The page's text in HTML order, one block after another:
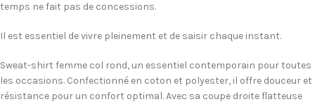
temps ne fait pas de concessions.
Il est essentiel de vivre pleinement et de saisir chaque instant.
Sweat-shirt femme col rond, un essentiel contemporain pour toutes
les occasions. Confectionné en coton et polyester, il offre douceur et
résistance pour un confort optimal. Avec sa coupe droite flatteuse